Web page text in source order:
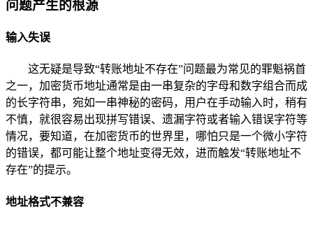
问题产生的根源
输入失误
这无疑是导致“转账地址不存在”问题最为常见的罪魁祸首
之一，加密货币地址通常是由一串复杂的字母和数字组合而成
的长字符串，宛如一串神秘的密码，用户在手动输入时，稍有
不慎，就很容易出现拼写错误、遗漏字符或者输入错误字符等
情况，要知道，在加密货币的世界里，哪怕只是一个微小字符
的错误，都可能让整个地址变得无效，进而触发“转账地址不
存在”的提示。
地址格式不兼容